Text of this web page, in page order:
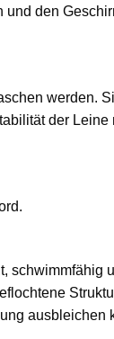
den
werden.
der
ausbleichen